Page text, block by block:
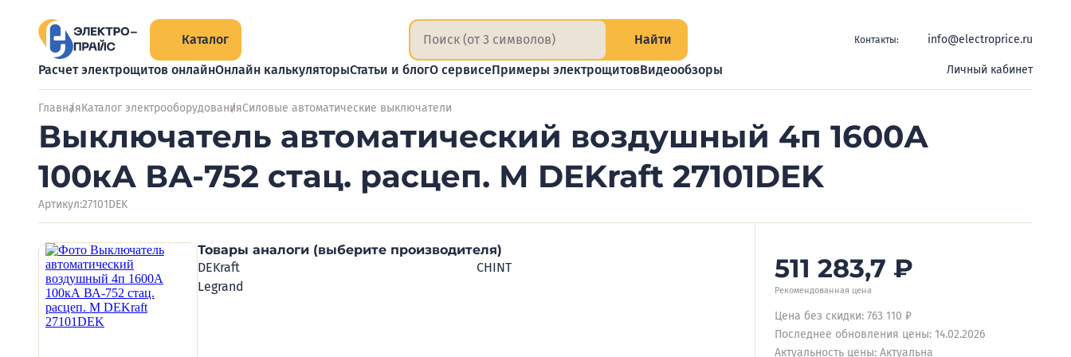
Каталог Найти Контакты: info@electroprice.ru
Расчет электрощитов онлайнОнлайн калькуляторыСтатьи и блогО сервисеПримеры электрощитовВидеообзоры Личный кабинет
ГлавнаяКаталог электрооборудованияСиловые автоматические выключатели
Выключатель автоматический воздушный 4п 1600А
100кА ВА-752 стац. расцеп. М DEKraft 27101DEK
Артикул:27101DEK
Товары аналоги (выберите производителя)
DEKraft
CHINT
Legrand
511 283,7 ₽
Рекомендованная цена
Цена без скидки: 763 110 ₽
Последнее обновления цены: 14.02.2026
Актуальность цены: Актуальна